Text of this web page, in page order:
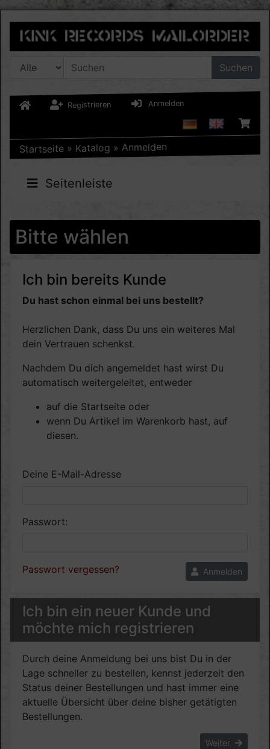
Suchen
Registrieren Anmelden
Startseite » Katalog » Anmelden
Seitenleiste
Bitte wählen
Ich bin bereits Kunde
Du hast schon einmal bei uns bestellt?
Herzlichen Dank, dass Du uns ein weiteres Mal
dein Vertrauen schenkst.
Nachdem Du dich angemeldet hast wirst Du
automatisch weitergeleitet, entweder
auf die Startseite oder
wenn Du Artikel im Warenkorb hast, auf
diesen.
Deine E-Mail-Adresse
Passwort:
Passwort vergessen? Anmelden
Ich bin ein neuer Kunde und
möchte mich registrieren
Durch deine Anmeldung bei uns bist Du in der
Lage schneller zu bestellen, kennst jederzeit den
Status deiner Bestellungen und hast immer eine
aktuelle Übersicht über deine bisher getätigten
Bestellungen.
Weiter